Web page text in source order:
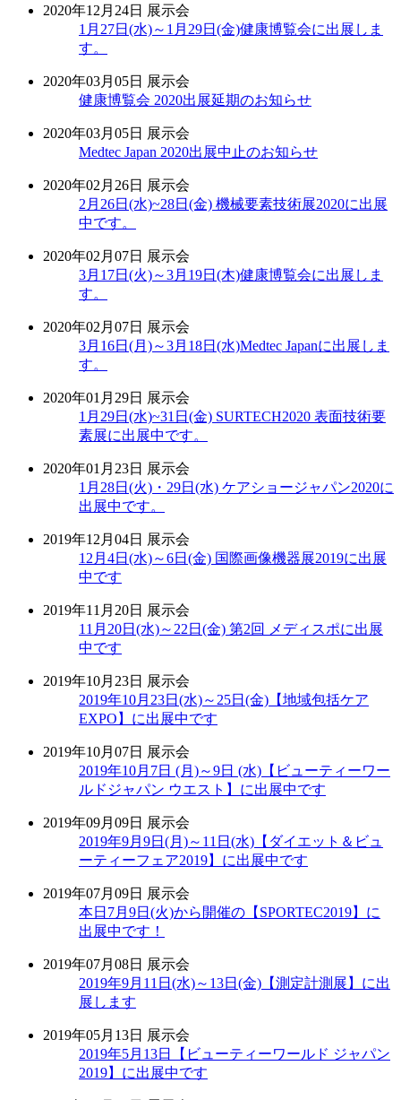
2020年12月24日 展示会
1月27日(水)～1月29日(金)健康博覧会に出展しま
す。
2020年03月05日 展示会
健康博覧会 2020出展延期のお知らせ
2020年03月05日 展示会
Medtec Japan 2020出展中止のお知らせ
2020年02月26日 展示会
2月26日(水)~28日(金) 機械要素技術展2020に出展
中です。
2020年02月07日 展示会
3月17日(火)～3月19日(木)健康博覧会に出展しま
す。
2020年02月07日 展示会
3月16日(月)～3月18日(水)Medtec Japanに出展しま
す。
2020年01月29日 展示会
1月29日(水)~31日(金) SURTECH2020 表面技術要
素展に出展中です。
2020年01月23日 展示会
1月28日(火)・29日(水) ケアショージャパン2020に
出展中です。
2019年12月04日 展示会
12月4日(水)～6日(金) 国際画像機器展2019に出展
中です
2019年11月20日 展示会
11月20日(水)～22日(金) 第2回 メディスポに出展
中です
2019年10月23日 展示会
2019年10月23日(水)～25日(金)【地域包括ケア
EXPO】に出展中です
2019年10月07日 展示会
2019年10月7日 (月)～9日 (水)【ビューティーワー
ルドジャパン ウエスト】に出展中です
2019年09月09日 展示会
2019年9月9日(月)～11日(水)【ダイエット＆ビュ
ーティーフェア2019】に出展中です
2019年07月09日 展示会
本日7月9日(火)から開催の【SPORTEC2019】に
出展中です！
2019年07月08日 展示会
2019年9月11日(水)～13日(金)【測定計測展】に出
展します
2019年05月13日 展示会
2019年5月13日【ビューティーワールド ジャパン
2019】に出展中です